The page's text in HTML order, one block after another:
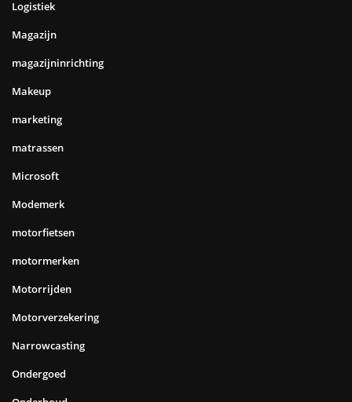
Logistiek
Magazijn
magazijninrichting
Makeup
marketing
matrassen
Microsoft
Modemerk
motorfietsen
motormerken
Motorrijden
Motorverzekering
Narrowcasting
Ondergoed